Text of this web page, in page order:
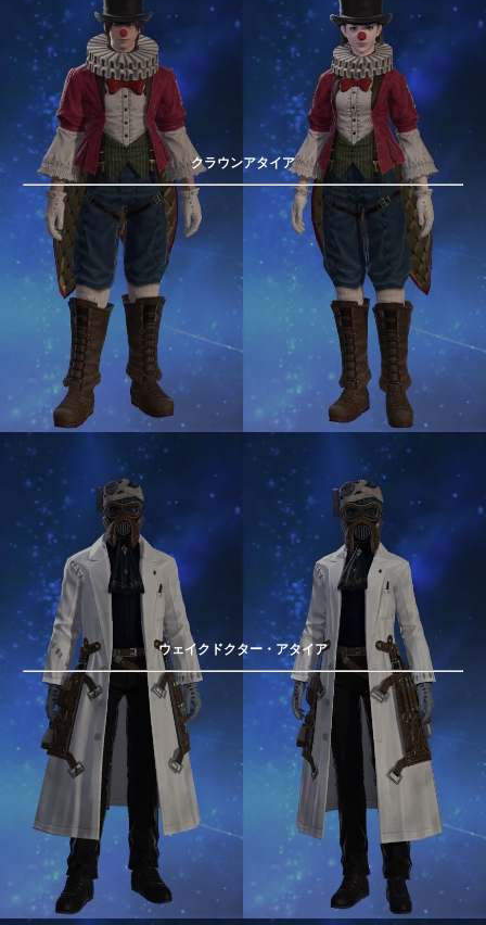
クラウンアタイア
ウェイクドクター・アタイア